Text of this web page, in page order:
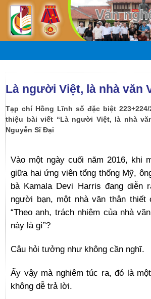
Là người Việt, là nhà văn
Tạp chí Hồng Lĩnh số đặc biệt
thiệu bài viết “Là người Việt, là nhà
Nguyễn Sĩ Đại
Vào một ngày cuối năm 2016, khi
giữa hai ứng viên tổng thống Mỹ,
bà Kamala Devi Harris đang diễn
người bạn, một nhà văn thân thiết
“Theo anh, trách nhiệm của nhà
này là gì”?
Câu hỏi tưởng như không cần nghĩ.
Ấy vậy mà nghiêm túc ra, đó là
không dễ trả lời.